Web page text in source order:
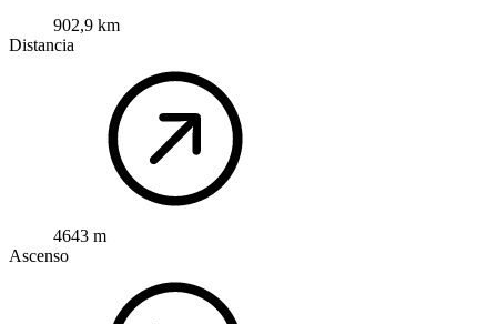
902,9 km
Distancia
4643 m
Ascenso